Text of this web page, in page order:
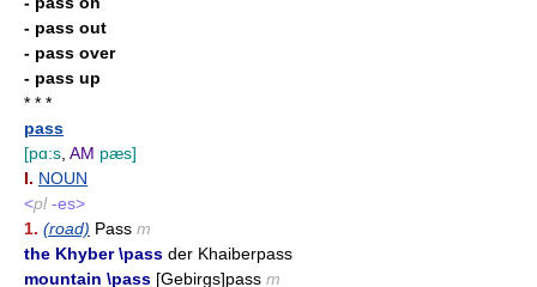
- pass out
- pass over
- pass up
* * *
pass
[pɑ:s AM pæs]
I. NOUN
<pl -es>
1. (road) Pass m
the Khyber \pass der Khaiberpass
mountain \pass [Gebirgs]pass m